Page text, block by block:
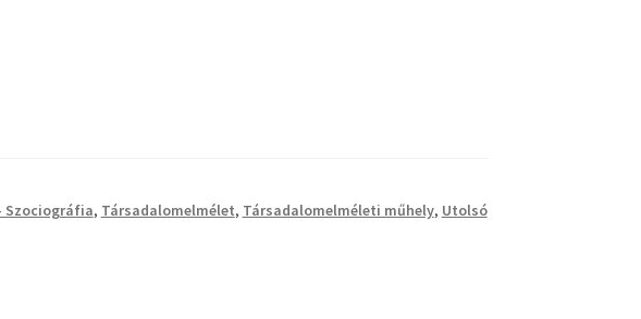
Szociográfia, Társadalomelmélet, Társadalomelméleti műhely, Utolsó